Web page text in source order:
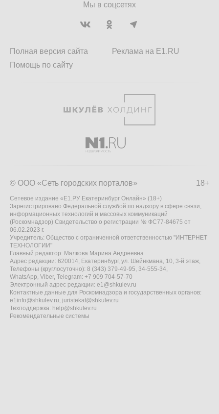
Мы в соцсетях
Полная версия сайта
Помощь по сайту
Реклама на E1.RU
18+
© ООО «Сеть городских порталов»
Сетевое издание «Е1.РУ Екатеринбург Онлайн» (18+)
Зарегистрировано Федеральной службой по надзору в сфере связи,
информационных технологий и массовых коммуникаций
(Роскомнадзор) Свидетельство о регистрации № ФС77-84675 от
06.02.2023 г.
Учредитель: Общество с ограниченной ответственностью "ИНТЕРНЕТ
ТЕХНОЛОГИИ"
Главный редактор: Малкова Марина Андреевна
Адрес редакции: 620014, Екатеринбург, ул. Шейнкмана, 10, 3-й этаж,
Телефоны (круглосуточно): 8 (343) 379-49-95, 34-555-34,
WhatsApp, Viber, Telegram: +7 909 704-57-70
Электронный адрес редакции: e1@shkulev.ru
Контактные данные для Роскомнадзора и государственных органов:
e1info@shkulev.ru, juristekat@shkulev.ru
Техподдержка: help@shkulev.ru
Рекомендательные системы